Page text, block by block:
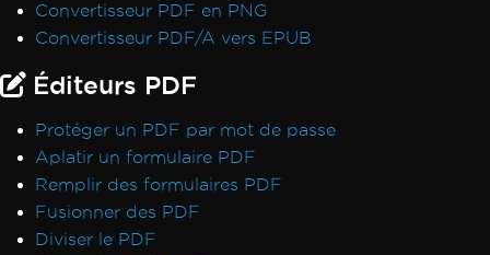
Extraction de texte hors ordre
Validation de licence ASP.NET Web Forms
échoue sur macOS ARM
Ajouter des polices en utilisant CSS
Conformité PDF/UA
Erreurs de sauvegarde de chemin virtuel
Signatures CSP et CNG
Convertisseur PDF en PNG
Convertisseur PDF/A vers EPUB
Éditeurs PDF
Protéger un PDF par mot de passe
Aplatir un formulaire PDF
Remplir des formulaires PDF
Fusionner des PDF
Diviser le PDF